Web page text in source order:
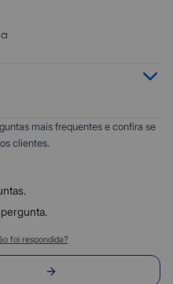
20-20KHZ
(sem barreiras)
mais frequentes e confira se
clientes.
foi respondida?